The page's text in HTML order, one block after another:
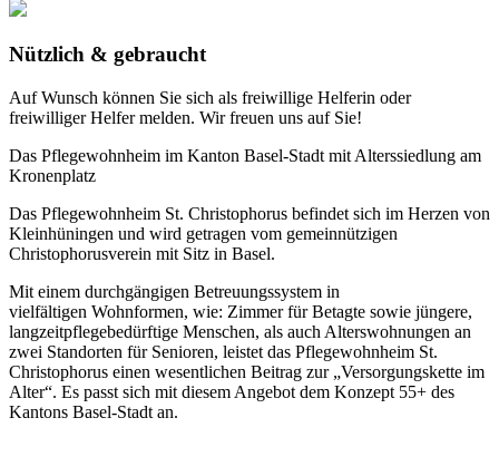
Nützlich & gebraucht
Auf Wunsch können Sie sich als freiwillige Helferin oder
freiwilliger Helfer melden. Wir freuen uns auf Sie!
Das Pflegewohnheim im Kanton Basel-Stadt mit Alterssiedlung am
Kronenplatz
Das Pflegewohnheim St. Christophorus befindet sich im Herzen von
Kleinhüningen und wird getragen vom gemeinnützigen
Christophorusverein mit Sitz in Basel.
Mit einem durchgängigen Betreuungssystem in
vielfältigen Wohnformen, wie: Zimmer für Betagte sowie jüngere,
langzeitpflegebedürftige Menschen, als auch Alterswohnungen an
zwei Standorten für Senioren, leistet das Pflegewohnheim St.
Christophorus einen wesentlichen Beitrag zur „Versorgungskette im
Alter“. Es passt sich mit diesem Angebot dem Konzept 55+ des
Kantons Basel-Stadt an.